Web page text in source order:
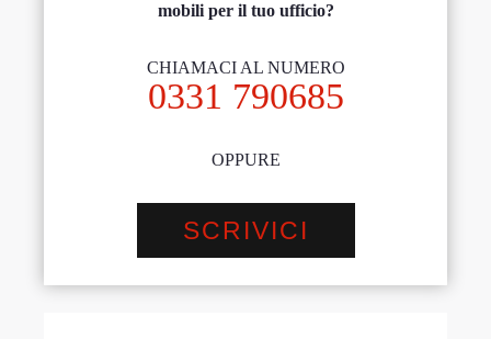
mobili per il tuo ufficio?
CHIAMACI AL NUMERO
0331 790685
OPPURE
SCRIVICI